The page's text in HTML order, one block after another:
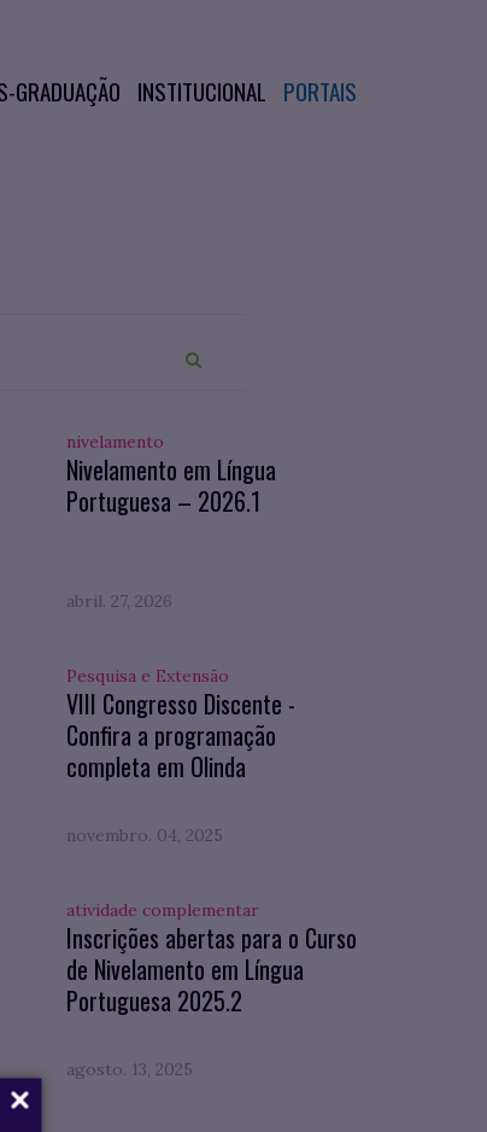
GRADUAÇÃO INSTITUCIONAL PORTAIS
nivelamento
Nivelamento em Língua
Portuguesa – 2026.1
abril. 27, 2026
Pesquisa e Extensão
VIII Congresso Discente -
Confira a programação
completa em Olinda
novembro. 04, 2025
atividade complementar
Inscrições abertas para o Curso
de Nivelamento em Língua
Portuguesa 2025.2
agosto. 13, 2025